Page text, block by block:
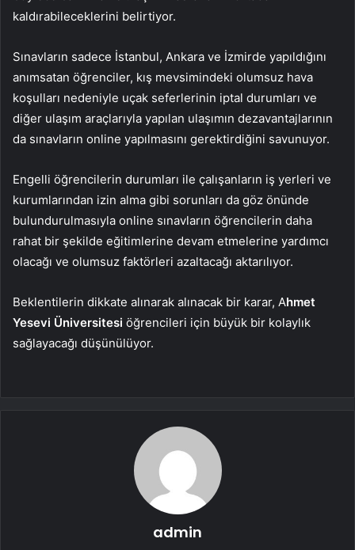
kaldırabileceklerini belirtiyor.
Sınavların sadece İstanbul, Ankara ve İzmirde yapıldığını
anımsatan öğrenciler, kış mevsimindeki olumsuz hava
koşulları nedeniyle uçak seferlerinin iptal durumları ve
diğer ulaşım araçlarıyla yapılan ulaşımın dezavantajlarının
da sınavların online yapılmasını gerektirdiğini savunuyor.
Engelli öğrencilerin durumları ile çalışanların iş yerleri ve
kurumlarından izin alma gibi sorunları da göz önünde
bulundurulmasıyla online sınavların öğrencilerin daha
rahat bir şekilde eğitimlerine devam etmelerine yardımcı
olacağı ve olumsuz faktörleri azaltacağı aktarılıyor.
Beklentilerin dikkate alınarak alınacak bir karar, Ahmet
Yesevi Üniversitesi öğrencileri için büyük bir kolaylık
sağlayacağı düşünülüyor.
admin